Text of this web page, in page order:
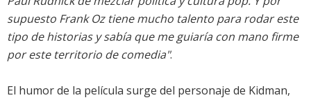
supuesto Frank Oz tiene mucho talento para rodar este
tipo de historias y sabía que me guiaría con mano firme
por este territorio de comedia".
El humor de la película surge del personaje de Kidman,